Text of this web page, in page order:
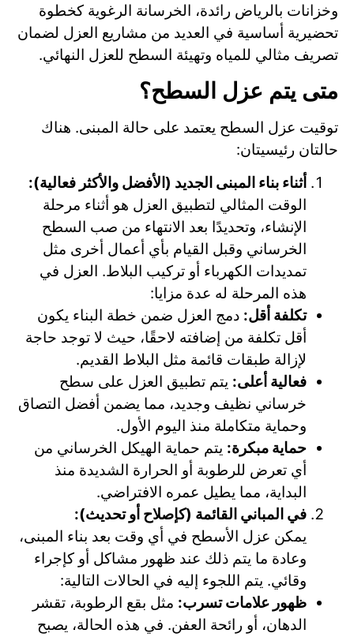
وخزانات بالرياض رائدة، الخرسانة الرغوية كخطوة
تحضيرية أساسية في العديد من مشاريع العزل لضمان
تصريف مثالي للمياه وتهيئة السطح للعزل النهائي.
متى يتم عزل السطح؟
توقيت عزل السطح يعتمد على حالة المبنى. هناك
حالتان رئيسيتان:
أثناء بناء المبنى الجديد (الأفضل والأكثر فعالية):
الوقت المثالي لتطبيق العزل هو أثناء مرحلة
الإنشاء، وتحديدًا بعد الانتهاء من صب السطح
الخرساني وقبل القيام بأي أعمال أخرى مثل
تمديدات الكهرباء أو تركيب البلاط. العزل في
هذه المرحلة له عدة مزايا:
تكلفة أقل: دمج العزل ضمن خطة البناء يكون
أقل تكلفة من إضافته لاحقًا، حيث لا توجد حاجة
لإزالة طبقات قائمة مثل البلاط القديم.
فعالية أعلى: يتم تطبيق العزل على سطح
خرساني نظيف وجديد، مما يضمن أفضل التصاق
وحماية متكاملة منذ اليوم الأول.
حماية مبكرة: يتم حماية الهيكل الخرساني من
أي تعرض للرطوبة أو الحرارة الشديدة منذ
البداية، مما يطيل عمره الافتراضي.
في المباني القائمة (كإصلاح أو تحديث):
يمكن عزل الأسطح في أي وقت بعد بناء المبنى،
وعادة ما يتم ذلك عند ظهور مشاكل أو كإجراء
وقائي. يتم اللجوء إليه في الحالات التالية:
ظهور علامات تسرب: مثل بقع الرطوبة، تقشر
الدهان، أو رائحة العفن. في هذه الحالة، يصبح